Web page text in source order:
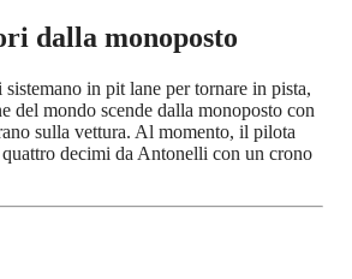
dalla monoposto
in pit lane per tornare in pista,
del mondo scende dalla monoposto con
sulla vettura. Al momento, il pilota
decimi da Antonelli con un crono